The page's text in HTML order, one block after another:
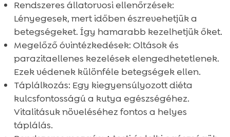
Rendszeres állatorvosi ellenőrzések:
Lényegesek, mert időben észrevehetjük a
betegségeket. Így hamarabb kezelhetjük őket.
Megelőző óvintézkedések: Oltások és
parazitaellenes kezelések elengedhetetlenek.
Ezek védenek különféle betegségek ellen.
Táplálkozás: Egy kiegyensúlyozott diéta
kulcsfontosságú a kutya egészségéhez.
Vitalitásuk növeléséhez fontos a helyes
táplálás.